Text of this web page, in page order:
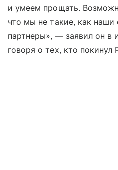
и умеем прощать.
что мы не такие, как наши
партнеры», — заявил он в
говоря о тех, кто покинул